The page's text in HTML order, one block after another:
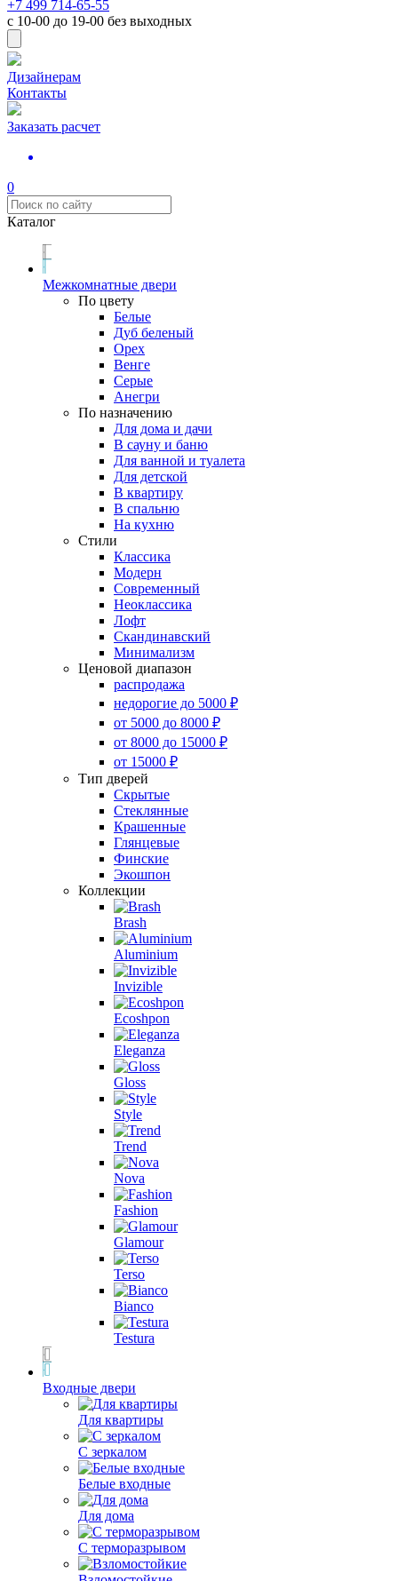
+7 499 714-65-55
с 10-00 до 19-00 без выходных
Дизайнерам
Контакты
Заказать расчет
0
Каталог
Межкомнатные двери
По цвету
Белые
Дуб беленый
Орех
Венге
Серые
Анегри
По назначению
Для дома и дачи
В сауну и баню
Для ванной и туалета
Для детской
В квартиру
В спальню
На кухню
Стили
Классика
Модерн
Современный
Неоклассика
Лофт
Скандинавский
Минимализм
Ценовой диапазон
распродажа
недорогие до 5000 ₽
от 5000 до 8000 ₽
от 8000 до 15000 ₽
от 15000 ₽
Тип дверей
Скрытые
Стеклянные
Крашенные
Глянцевые
Финские
Экошпон
Коллекции
Brash
Aluminium
Invizible
Ecoshpon
Eleganza
Gloss
Style
Trend
Nova
Fashion
Glamour
Terso
Bianco
Testura
Входные двери
Для квартиры
С зеркалом
Белые входные
Для дома
С терморазрывом